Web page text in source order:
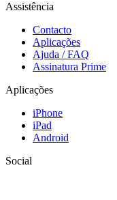
Assistência
Contacto
Aplicações
Ajuda / FAQ
Assinatura Prime
Aplicações
iPhone
iPad
Android
Social